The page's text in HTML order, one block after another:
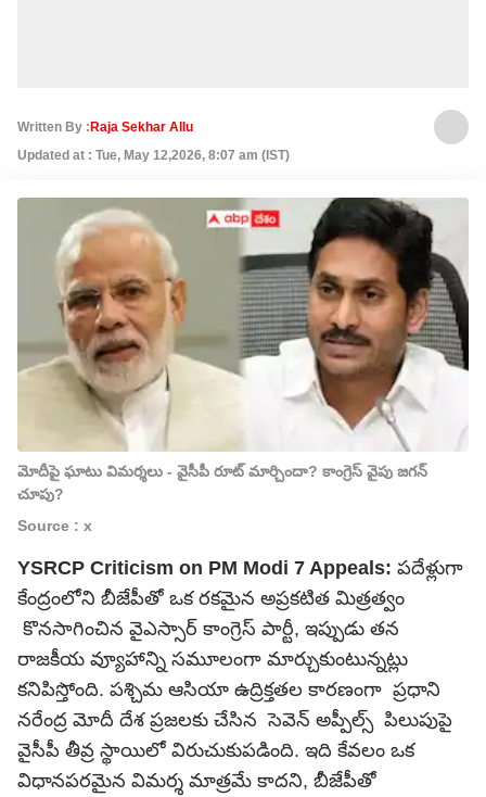
Written By : Raja Sekhar Allu
Updated at : Tue, May 12,2026, 8:07 am (IST)
మోదీపై ఘాటు విమర్శలు - వైసీపీ రూట్ మార్చిందా? కాంగ్రెస్ వైపు జగన్
చూపు?
Source : x
YSRCP Criticism on PM Modi 7 Appeals: పదేళ్లుగా
కేంద్రంలోని బీజేపీతో ఒక రకమైన అప్రకటిత మిత్రత్వం
కొనసాగించిన వైఎస్సార్ కాంగ్రెస్ పార్టీ, ఇప్పుడు తన
రాజకీయ వ్యూహాన్ని సమూలంగా మార్చుకుంటున్నట్లు
కనిపిస్తోంది. పశ్చిమ ఆసియా ఉద్రిక్తతల కారణంగా ప్రధాని
నరేంద్ర మోదీ దేశ ప్రజలకు చేసిన సెవెన్ అప్పీల్స్ పిలుపుపై
వైసీపీ తీవ్ర స్థాయిలో విరుచుకుపడింది. ఇది కేవలం ఒక
విధానపరమైన విమర్శ మాత్రమే కాదని, బీజేపీతో